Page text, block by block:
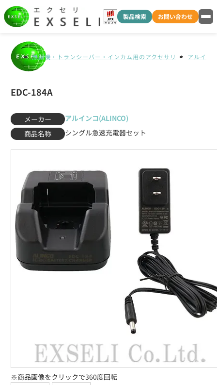
製品検索 お問い合わせ
無線機・トランシーバー・インカム用のアクセサリ アルイン
EDC-184A
メーカー
アルインコ(ALINCO)
商品名称
シングル急速充電器セット
※商品画像をクリックで360度回転